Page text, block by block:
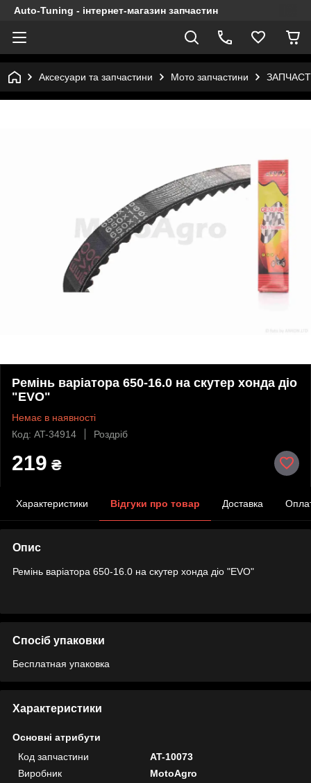
Auto-Tuning - інтернет-магазин запчастин
Аксесуари та запчастини Мото запчастини
Ремінь варіатора 650-16.0 на скутер хонда діо
"EVO"
Немає в наявності
Код: AT-34914
Роздріб
219 ₴
Характеристики Відгуки про товар Доставка
Опис
Ремінь варіатора 650-16.0 на скутер хонда діо "EVO"
Спосіб упаковки
Бесплатная упаковка
Характеристики
Основні атрибути
Код запчастини
AT-10073
Виробник
MotoAgro